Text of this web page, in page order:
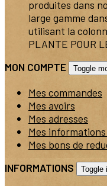
produites dans
large gamme
utilisant la
PLANTE POUR
MON COMPTE
Toggle
Mes commandes
Mes avoirs
Mes adresses
Mes
Mes bons de
INFORMATIONS
Toggle